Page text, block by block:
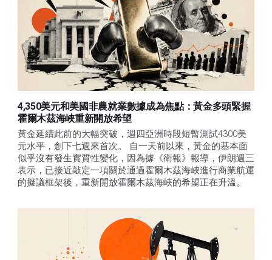
4,350美元和美國非農就業數據成為焦點：黃金多頭緊握
霍爾木茲海峽重新開放希望
黃金延續此前的大幅突破，週四亞洲時段短暫測試4300美
元水平，創下七週來首次。 自一天前以來，黃金的基本面
似乎沒有發生實質性變化，因為據《衛報》報導，伊朗週三
表示，已接近敲定一項關於通過霍爾木茲海峽進行商業航運
的擬議框架後，重新開放霍爾木茲海峽的希望正在升溫。